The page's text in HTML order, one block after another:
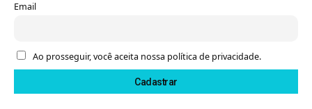
Email
Ao prosseguir, você aceita nossa política de privacidade.